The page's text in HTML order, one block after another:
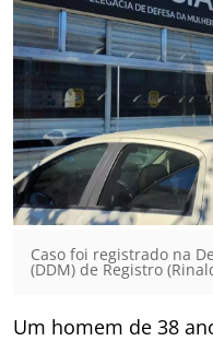
Caso foi registrado na
(DDM) de Registro
Um homem de 38